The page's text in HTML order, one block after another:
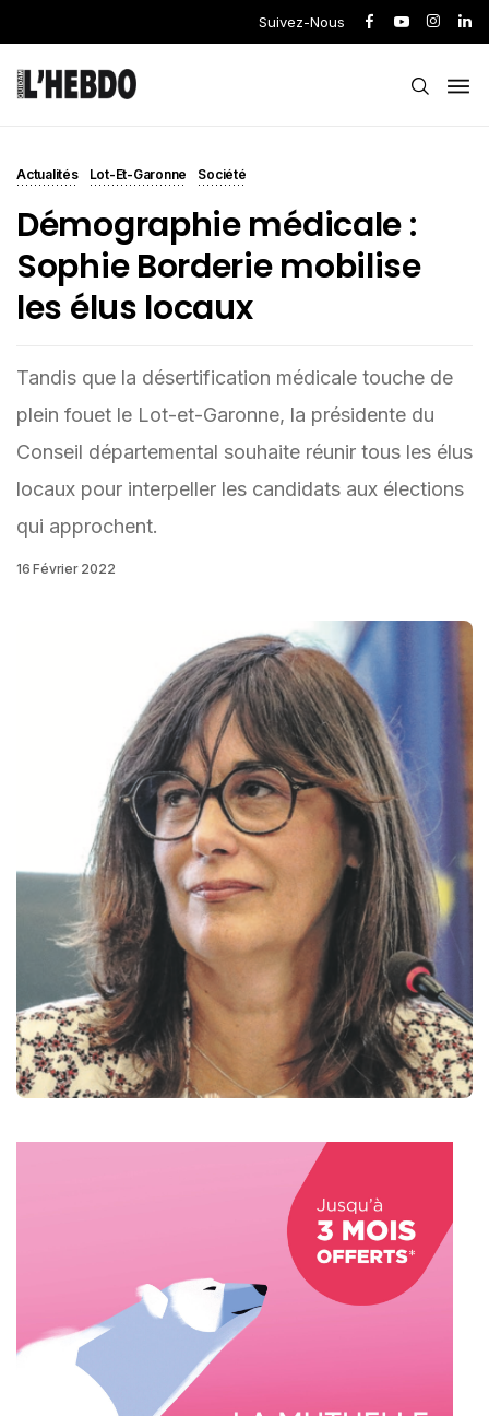
Suivez-Nous
Actualités Lot-Et-Garonne Société
Démographie médicale :
Sophie Borderie mobilise
les élus locaux
Tandis que la désertification médicale touche de
plein fouet le Lot-et-Garonne, la présidente du
Conseil départemental souhaite réunir tous les élus
locaux pour interpeller les candidats aux élections
qui approchent.
16 Février 2022